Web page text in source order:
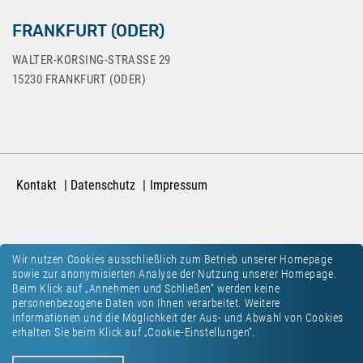
Wir nutzen Cookies ausschließlich zum Betrieb unserer Homepage
sowie zur anonymisierten Analyse der Nutzung unserer Homepage.
Beim Klick auf „Annehmen und Schließen“ werden keine
personenbezogene Daten von Ihnen verarbeitet. Weitere
Informationen und die Möglichkeit der Aus- und Abwahl von Cookies
erhalten Sie beim Klick auf „Cookie-Einstellungen“.
FRANKFURT (ODER)
WALTER-KORSING-STRASSE 29
15230 FRANKFURT (ODER)
Kontakt Datenschutz Impressum